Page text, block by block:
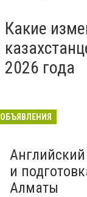
Какие
2026 года
ОБЪЯВЛЕНИЯ
и
Алматы